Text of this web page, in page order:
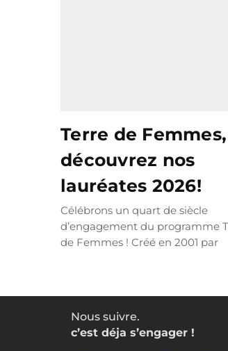
Terre de Femmes,
découvrez nos
lauréates 2026!
Célébrons un quart de siècle
d’engagement du programme
de Femmes ! Créé en 2001 par
Nous suivre.
c’est déja s’engager !